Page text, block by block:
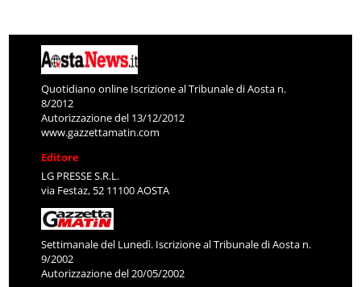
Quotidiano online Iscrizione al Tribunale di Aosta n.
8/2012
Autorizzazione del 13/12/2012
www.gazzettamatin.com
Editore
LG PRESSE S.R.L.
via Festaz, 52 11100 AOSTA
Settimanale del Lunedì. Iscrizione al Tribunale di Aosta n.
9/2002
Autorizzazione del 20/05/2002